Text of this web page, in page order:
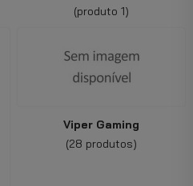
(produto 1)
Viper Gaming
(28 produtos)